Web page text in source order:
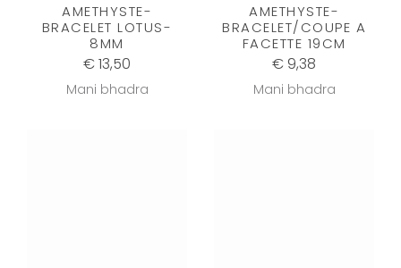
AMETHYSTE-
BRACELET LOTUS-
8MM
€ 13,50
Mani bhadra
AMETHYSTE-
BRACELET/COUPE A
FACETTE 19CM
€ 9,38
Mani bhadra